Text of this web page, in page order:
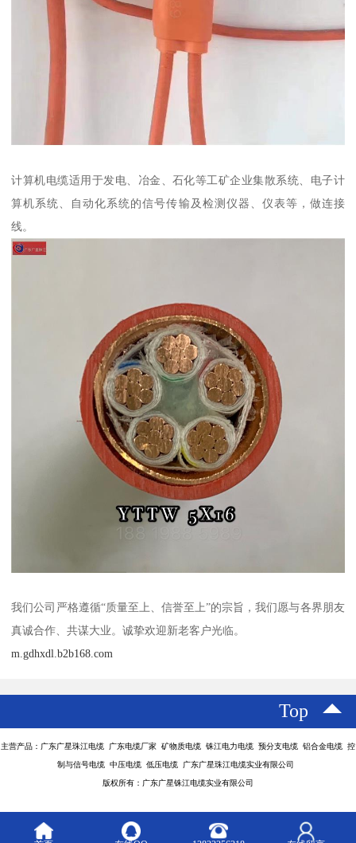
计算机电缆适用于发电、冶金、石化等工矿企业集散系统、电子计
算机系统、自动化系统的信号传输及检测仪器、仪表等，做连接
线。
我们公司严格遵循“质量至上、信誉至上”的宗旨，我们愿与各界朋友
真诚合作、共谋大业。诚挚欢迎新老客户光临。
m.gdhxdl.b2b168.com
Top
主营产品：广东广星珠江电缆 广东电缆厂家 矿物质电缆 铢江电力电缆 预分支电缆 铝合金电缆 控
制与信号电缆 中压电缆 低压电缆 广东广星珠江电缆实业有限公司
版权所有：广东广星铢江电缆实业有限公司